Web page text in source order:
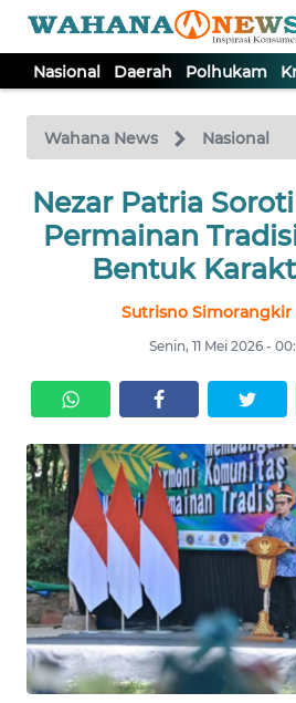
Nasional Daerah Polhukam
Wahana News Nasional
Nezar Patria
Permainan
Bentuk
Sutrisno Simorangkir
Senin, 11 Mei 2026 -
TV
Tutup
NASIONAL
DAERAH
KRIMINAL
EKUIN
SAINS-TEKNO
KESEHATAN
INTERNASIONAL
SERBA-SERBI